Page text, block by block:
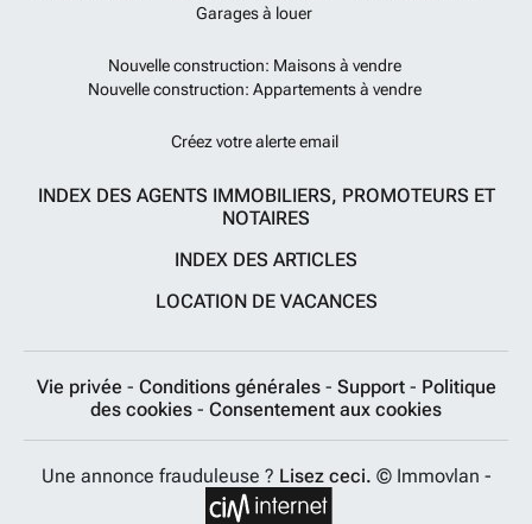
Garages à louer
Nouvelle construction: Maisons à vendre
Nouvelle construction: Appartements à vendre
Créez votre alerte email
INDEX DES AGENTS IMMOBILIERS, PROMOTEURS ET
NOTAIRES
INDEX DES ARTICLES
LOCATION DE VACANCES
Vie privée - Conditions générales - Support - Politique
des cookies - Consentement aux cookies
Une annonce frauduleuse ? Lisez ceci. © Immovlan -